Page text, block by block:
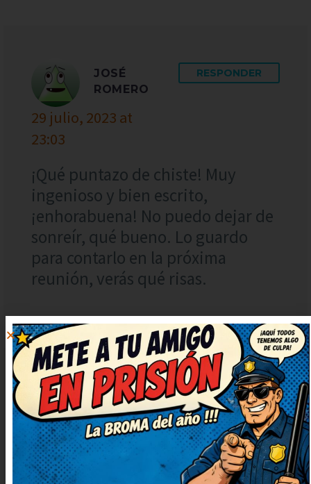
JOSÉ
ROMERO
29 julio, 2023 at
23:03
RESPONDER
¡Qué puntazo de chiste! Muy
ingenioso y bien escrito,
¡enhorabuena! No puedo dejar de
sonreír, qué bueno. Lo guardo
para contarlo en la próxima
reunión, verás qué risas.
ÁLVARO
7 septiembre, 2025
at 14:36
RESPONDER